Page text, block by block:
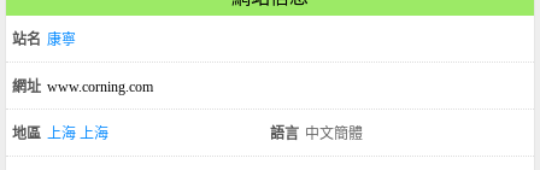
站名 康寧
網址 www.corning.com
地區 上海 上海 語言 中文簡體